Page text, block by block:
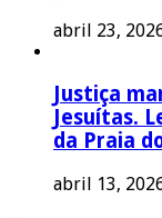
abril 23,
Justiça
Jesuítas.
da Praia
abril 13,